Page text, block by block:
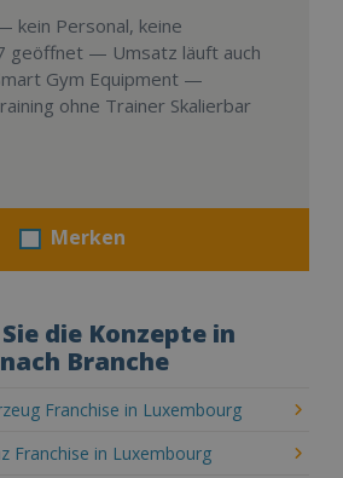
kein Personal, keine
geöffnet — Umsatz läuft auch
Gym Equipment —
ohne Trainer Skalierbar
Merken
die Konzepte in
Branche
Franchise in Luxembourg
Franchise in Luxembourg